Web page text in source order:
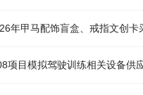
年甲马配饰盲盒、戒指文创
项目模拟驾驶训练相关设备供